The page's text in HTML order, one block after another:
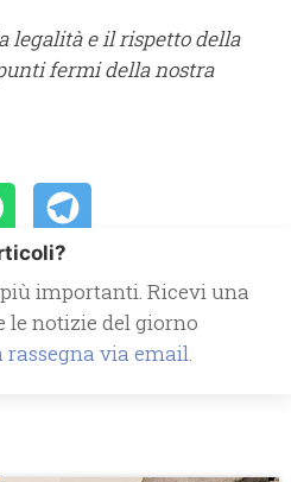
legalità e il rispetto della
fermi della nostra
importanti. Ricevi una
le notizie del giorno
via email.